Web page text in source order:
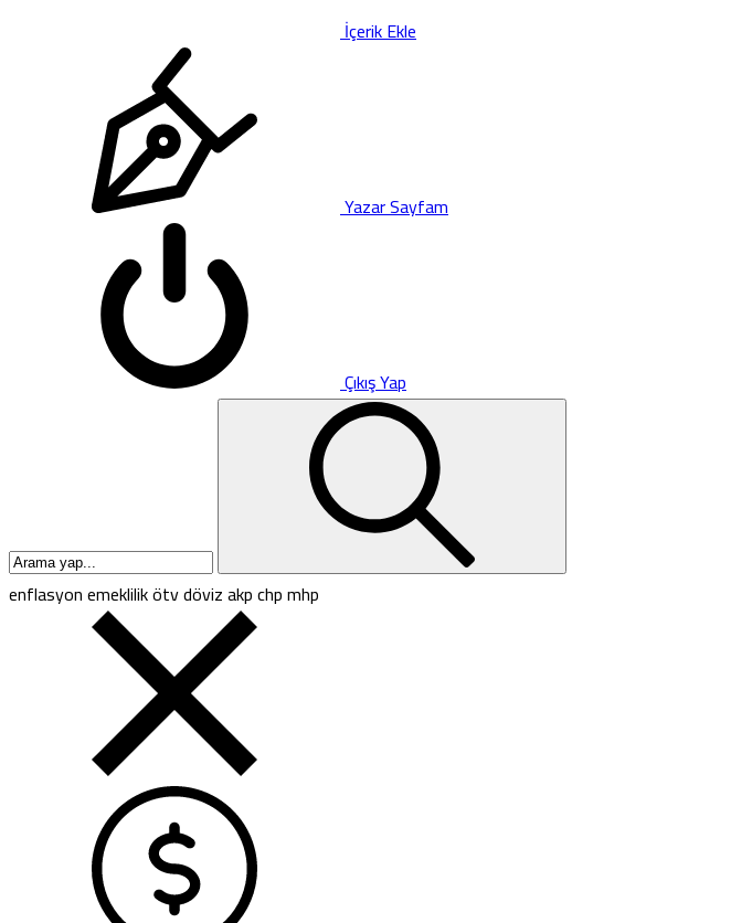
İçerik Ekle
Yazar Sayfam
Çıkış Yap
enflasyonemeklilikötvdövizakpchpmhp